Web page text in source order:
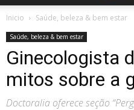
Inicio Saúde, beleza & bem estar
Saúde, beleza & bem estar
Ginecologista
mitos sobre a
Doctoralia oferece seção